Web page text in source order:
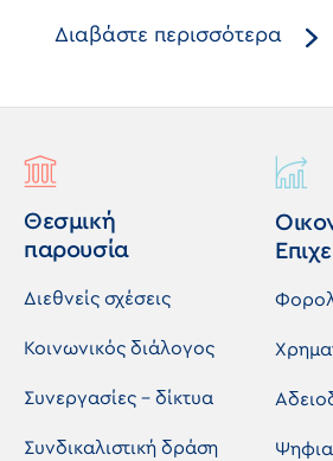
Διαβάστε περισσότερα
Θεσμική
παρουσία
Διεθνείς σχέσεις
Κοινωνικός διάλογος
Συνεργασίες - δίκτυα
Συνδικαλιστική δράση